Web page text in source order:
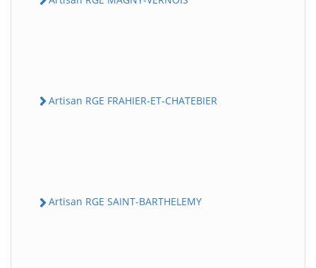
Artisan RGE FRAHIER-ET-CHATEBIER
Artisan RGE SAINT-BARTHELEMY